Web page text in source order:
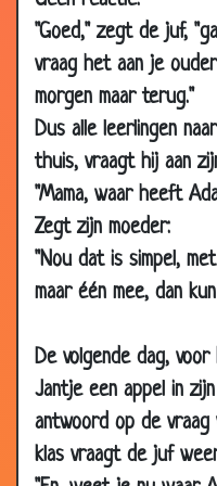
"Goed," zegt de juf,
vraag het aan je
morgen maar terug."
Dus alle leerlingen
thuis, vraagt hij aan
"Mama, waar heeft
Zegt zijn moeder:
"Nou dat is simpel,
maar één mee, dan
De volgende dag,
Jantje een appel in
antwoord op de
klas vraagt de juf
27 Mar 2002
Ongesteld
23 Mar 2002
Ouders
07 Mar 2002
Langzaam
Kater
24 Feb 2002
Laat liggen
15 Feb 2002
He papa
12 Feb 2002
Fiets voor
04 Feb 2002
Vermoeden
30 Jan 2002
ugghhh mijn
29 Jan 2002
De een is
Oma
28 Jan 2002